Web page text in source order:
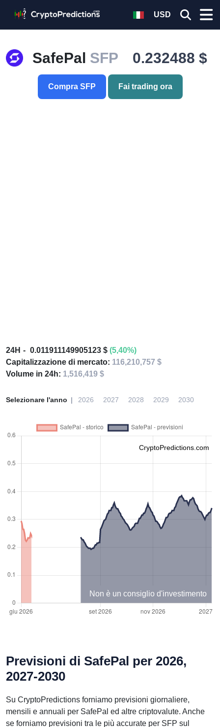
USD
SafePal SFP 0.232488 $
Compra SFP Fai trading ora
24H 0.011911149905123 $ (5,40%)
Capitalizzazione di mercato: 116,210,757 $
Volume in 24h: 1,516,419 $
Selezionare l'anno 2026 2027 2028 2029 2030
CryptoPredictions.com
Non è un consiglio d'investimento
Previsioni di SafePal per 2026,
2027-2030
Su CryptoPredictions forniamo previsioni giornaliere,
mensili e annuali per SafePal ed altre criptovalute. Anche
se forniamo previsioni tra le più accurate per SFP sul